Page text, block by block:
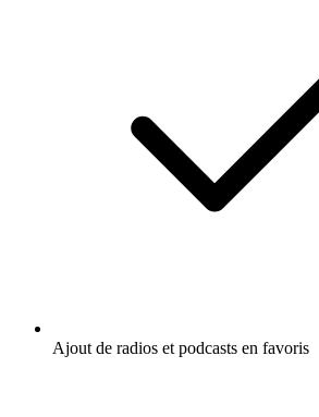
Ajout de radios et podcasts en favoris